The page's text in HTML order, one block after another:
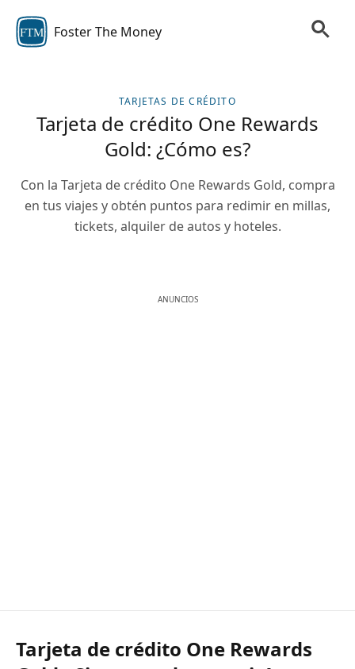
FTM Foster The Money
TARJETAS DE CRÉDITO
Tarjeta de crédito One Rewards
Gold: ¿Cómo es?
Con la Tarjeta de crédito One Rewards Gold, compra
en tus viajes y obtén puntos para redimir en millas,
tickets, alquiler de autos y hoteles.
ANUNCIOS
Tarjeta de crédito One Rewards